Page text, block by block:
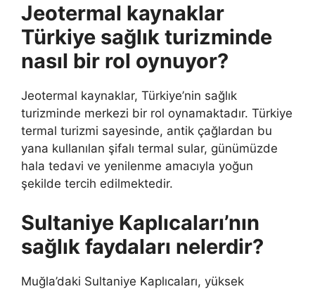
Jeotermal kaynaklar
Türkiye sağlık turizminde
nasıl bir rol oynuyor?
Jeotermal kaynaklar, Türkiye’nin sağlık
turizminde merkezi bir rol oynamaktadır. Türkiye
termal turizmi sayesinde, antik çağlardan bu
yana kullanılan şifalı termal sular, günümüzde
hala tedavi ve yenilenme amacıyla yoğun
şekilde tercih edilmektedir.
Sultaniye Kaplıcaları’nın
sağlık faydaları nelerdir?
Muğla’daki Sultaniye Kaplıcaları, yüksek